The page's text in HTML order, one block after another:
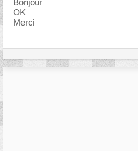
Bonjour
OK
Merci